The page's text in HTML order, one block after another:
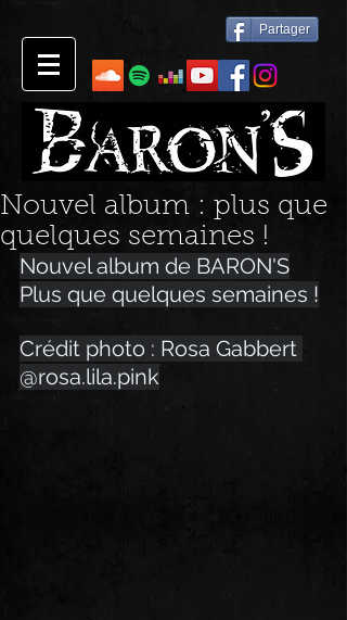
Partager
Nouvel album : plus que
quelques semaines !
Nouvel album de BARON'S
Plus que quelques semaines !
Crédit photo : Rosa Gabbert
@rosa.lila.pink